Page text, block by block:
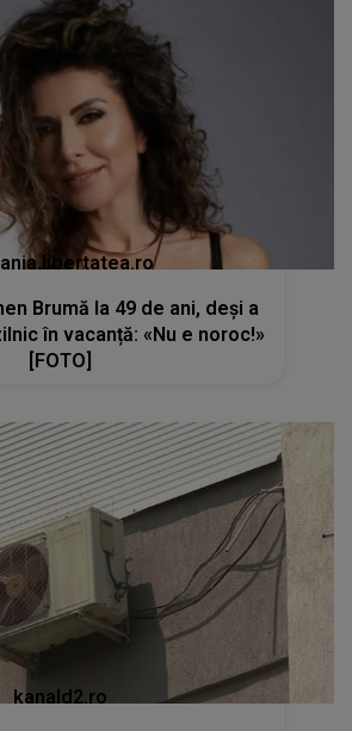
Brumă la 49 de ani, deși a
în vacanță: «Nu e noroc!»
[FOTO]
kanald2.ro